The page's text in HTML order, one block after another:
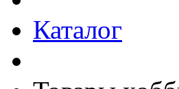
Каталог